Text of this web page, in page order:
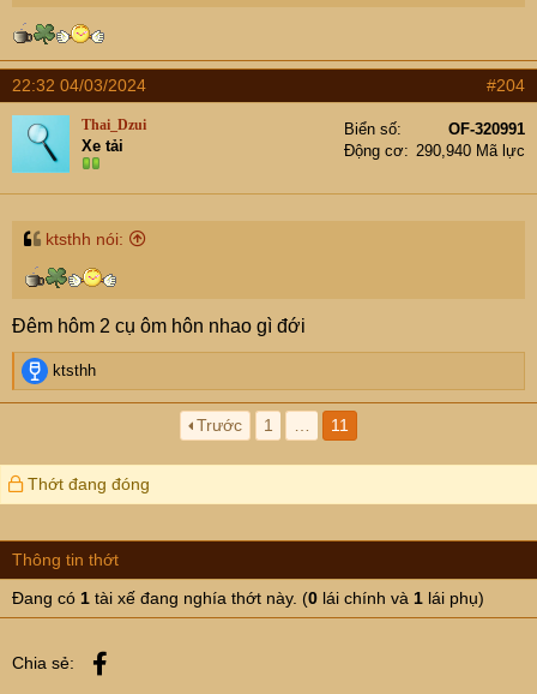
22:32 04/03/2024 #204
Thai_Dzui
Xe tải
Biển số
OF-320991
Động cơ
290,940 Mã lực
ktsthh nói:
Đêm hôm 2 cụ ôm hôn nhao gì đới
R
e
i
s
:
ktsthh
Trước 1 11
Thớt đang đóng
Thông tin thớt
Đang có 1 tài xế đang nghía thớt này. (0 lái chính và 1 lái phụ)
Chia sẻ: